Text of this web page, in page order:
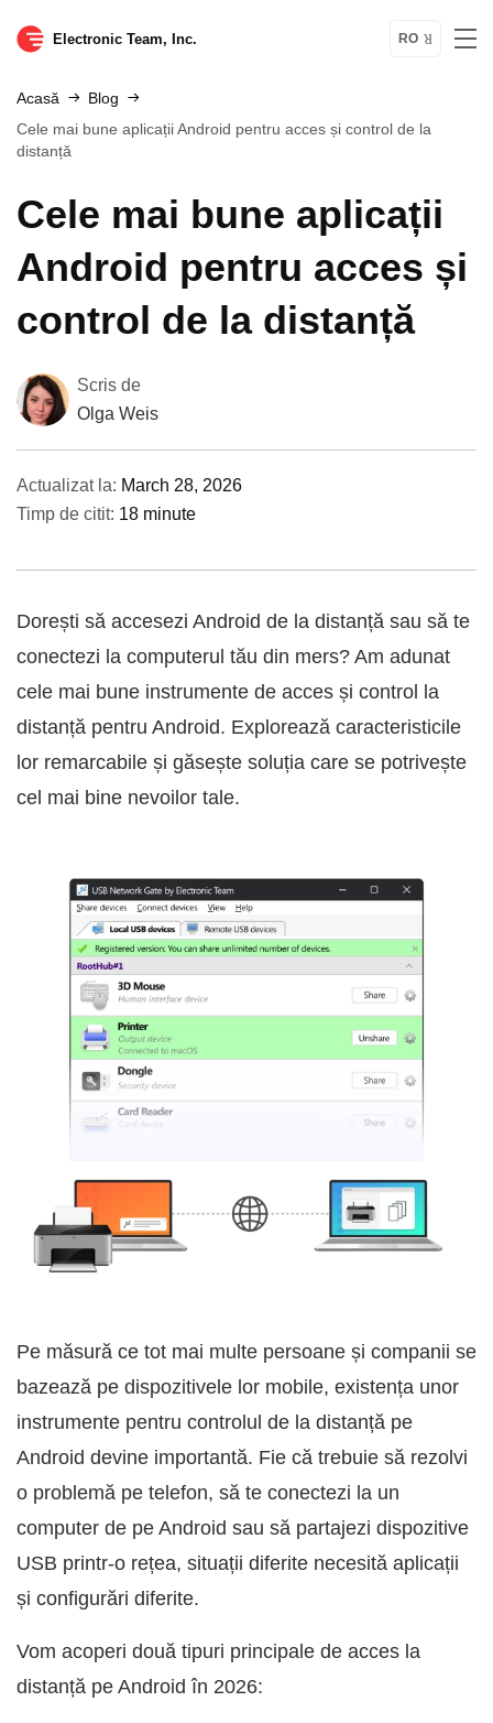
Electronic Team, Inc. RO
Acasă
Blog
Cele mai bune aplicații Android pentru acces și control de la
distanță
Cele mai bune aplicații
Android pentru acces și
control de la distanță
Scris de
Olga Weis
Actualizat la: March 28, 2026
Timp de citit: 18 minute
Dorești să accesezi Android de la distanță sau să te
conectezi la computerul tău din mers? Am adunat
cele mai bune instrumente de acces și control la
distanță pentru Android. Explorează caracteristicile
lor remarcabile și găsește soluția care se potrivește
cel mai bine nevoilor tale.
Pe măsură ce tot mai multe persoane și companii se
bazează pe dispozitivele lor mobile, existența unor
instrumente pentru controlul de la distanță pe
Android devine importantă. Fie că trebuie să rezolvi
o problemă pe telefon, să te conectezi la un
computer de pe Android sau să partajezi dispozitive
USB printr-o rețea, situații diferite necesită aplicații
și configurări diferite.
Vom acoperi două tipuri principale de acces la
distanță pe Android în 2026: